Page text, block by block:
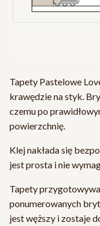
Tapety Pastelowe
krawędzie na styk.
czemu po
powierzchnię.
Klej nakłada się
jest prosta i nie
Tapety
ponumerowanych
jest węższy i zostaje